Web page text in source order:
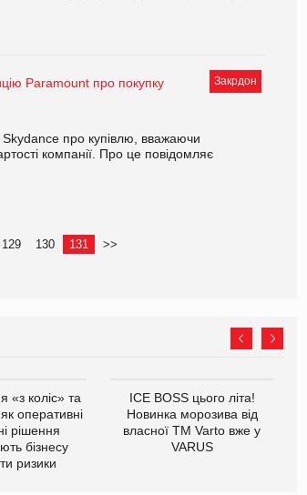
Закрдон
Paramount про покупку
Skydance про купівлю, вважаючи
компанії. Про це повідомляє
129 130 131 >>
«з коліс» та
оперативні
рішення
бізнесу
ризики
ICE BOSS цього літа!
Новинка морозива від
власної ТМ Varto вже у
VARUS